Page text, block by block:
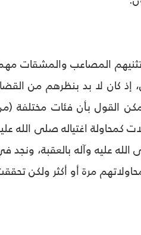
تثنيهم المصاعب والمشقات
كان لا بد بنظرهم من
القول بأن فئات مختلفة
كمحاولة اغتياله صلى الله
عليه وآله بالعقبة، ونجد
مرة أو أكثر ولكن